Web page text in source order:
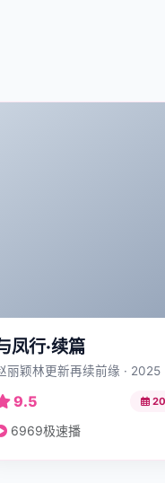
凤行·续篇
丽颖林更新再续前缘 · 2025
9.5
6969极速播